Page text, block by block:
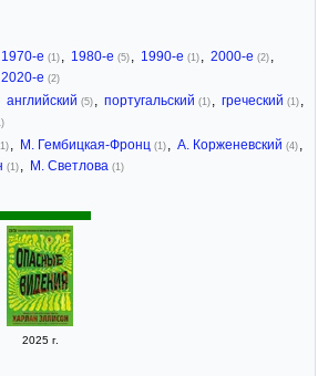
1970-е (1) , 1980-е (5) , 1990-е (1) , 2000-е (2) ,
2020-е (2)
английский (5) , португальский (1) , греческий (1) ,
, М. Гембицкая-Фронц (1) , А. Корженевский (4) ,
(1) , М. Светлова (1)
2025 г.